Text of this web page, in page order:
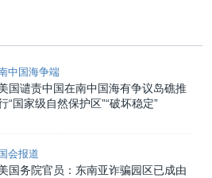
中国海争端
国谴责中国在南中国海有争议岛礁推
“国家级自然保护区”“破坏稳定”
国会报道
国务院官员：东南亚诈骗园区已成由